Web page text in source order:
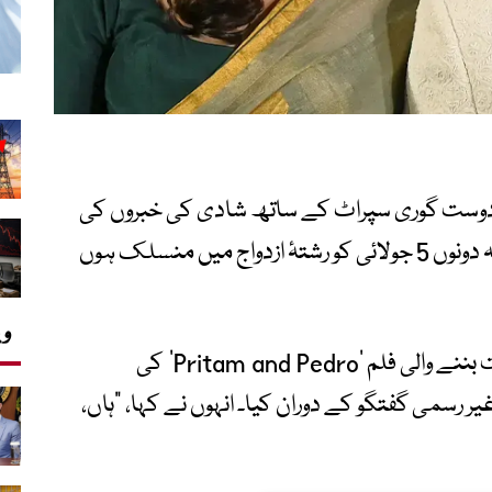
دوست گوری سپراٹ کے ساتھ شادی کی خبروں کی
باضابطہ تصدیق کرتے ہوئے اعلان کیا ہے کہ دونوں 5 جولائی کو رشتۂ ازدواج میں منسلک ہوں
عامر خان نے یہ اعلان اپنی پروڈکشن کے تحت بننے والی فلم ‘Pritam and Pedro’ کی
گفتگو کے دوران کیا۔ انہوں نے کہا، “ہاں،